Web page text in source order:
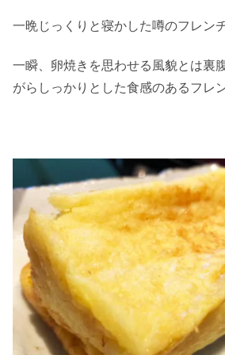
一晩じっくりと寝かした噂のフレン
一瞬、卵焼きを思わせる風貌とは裏
がらしっかりとした食感のあるフレ